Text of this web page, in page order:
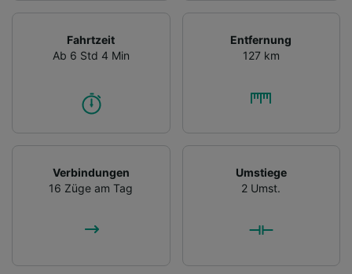
Fahrtzeit
Ab 6 Std 4 Min
Entfernung
127 km
Verbindungen
16 Züge am Tag
Umstiege
2 Umst.